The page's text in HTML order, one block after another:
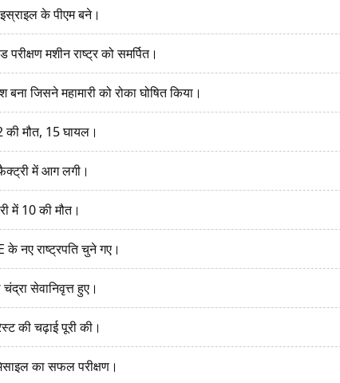
के पीएम बने।
मशीन राष्ट्र को समर्पित।
जिसने महामारी को रोका घोषित किया।
मौत, 15 घायल।
में आग लगी।
में 10 की मौत।
नए राष्ट्रपति चुने गए।
सेवानिवृत्त हुए।
की चढ़ाई पूरी की।
का सफल परीक्षण।